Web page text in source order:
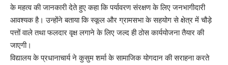
के महत्व की जानकारी देते हुए कहा कि पर्यावरण संरक्षण के लिए जनभागीदारी
आवश्यक है। उन्होंने बताया कि स्कूल और ग्रामसभा के सहयोग से क्षेत्र में चौड़े
पत्तों वाले तथा फलदार वृक्ष लगाने के लिए जल्द ही ठोस कार्ययोजना तैयार की
जाएगी।
विद्यालय के प्रधानाचार्य ने कुसुम शर्मा के सामाजिक योगदान की सराहना करते